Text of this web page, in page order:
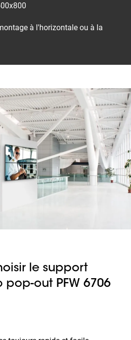
à l'horizontale ou à la
le support
pop-out PFW 6706